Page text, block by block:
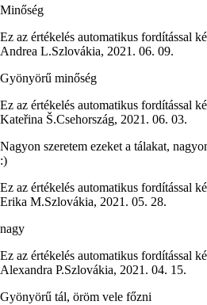
Minőség
Ez az értékelés automatikus fordítással
Andrea L.Szlovákia, 2021. 06. 09.
Gyönyörű minőség
Ez az értékelés automatikus fordítással
Kateřina Š.Csehország, 2021. 06. 03.
Nagyon szeretem ezeket a tálakat,
:)
Ez az értékelés automatikus fordítással
Erika M.Szlovákia, 2021. 05. 28.
nagy
Ez az értékelés automatikus fordítással
Alexandra P.Szlovákia, 2021. 04. 15.
Gyönyörű tál, öröm vele főzni